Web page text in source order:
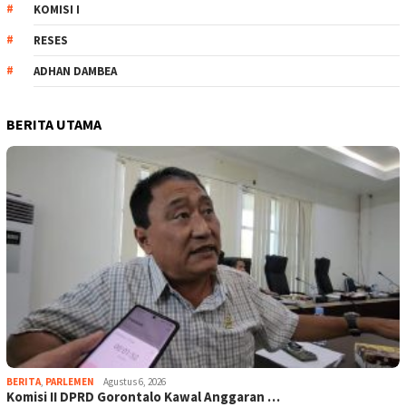
KOMISI I
RESES
ADHAN DAMBEA
BERITA UTAMA
BERITA, PARLEMEN Agustus 6, 2026
Komisi II DPRD Gorontalo Kawal Anggaran …